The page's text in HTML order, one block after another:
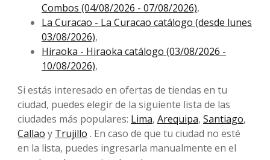
Combos (04/08/2026 - 07/08/2026),
La Curacao - La Curacao catálogo (desde lunes
03/08/2026),
Hiraoka - Hiraoka catálogo (03/08/2026 -
10/08/2026),
Si estás interesado en ofertas de tiendas en tu
ciudad, puedes elegir de la siguiente lista de las
ciudades más populares: Lima, Arequipa, Santiago,
Callao y Trujillo . En caso de que tu ciudad no esté
en la lista, puedes ingresarla manualmente en el